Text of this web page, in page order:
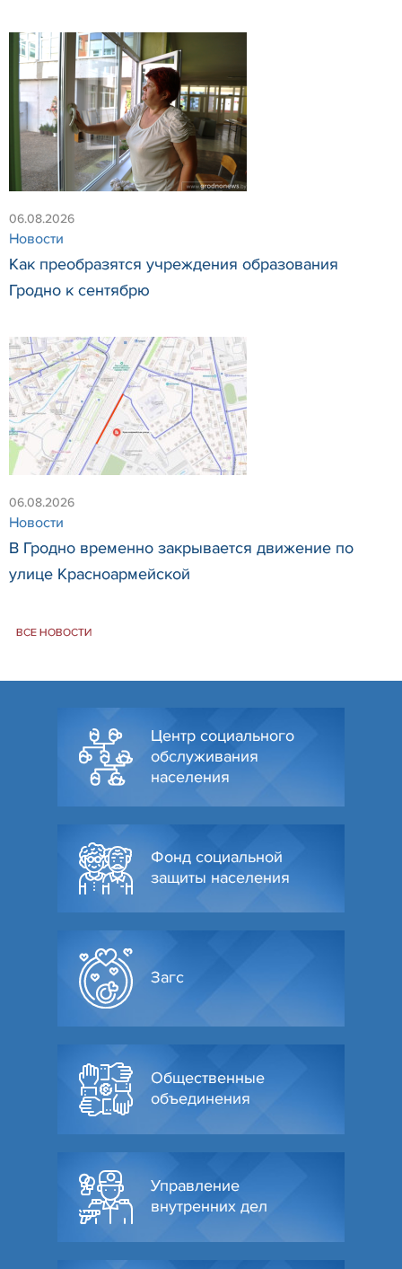
06.08.2026
Новости
Как преобразятся учреждения образования
Гродно к сентябрю
06.08.2026
Новости
В Гродно временно закрывается движение по
улице Красноармейской
ВСЕ НОВОСТИ
Центр социального
обслуживания
населения
Фонд социальной
защиты населения
Загс
Общественные
объединения
Управление
внутренних дел